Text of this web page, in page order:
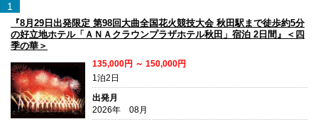
1
『8月29日出発限定 第98回大曲全国花火競技大会 秋田駅まで徒歩約5分
の好立地ホテル「ＡＮＡクラウンプラザホテル秋田」宿泊 2日間』＜四
季の華＞
135,000円 ～ 150,000円
1泊2日
出発月
2026年 08月